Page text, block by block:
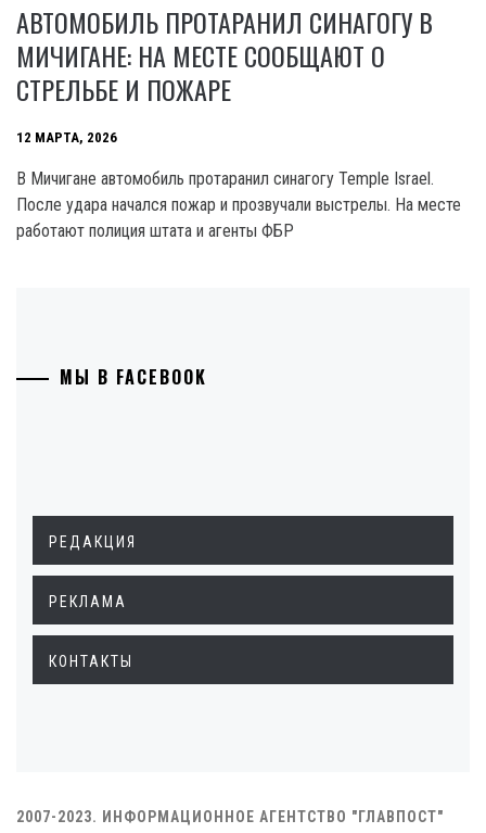
АВТОМОБИЛЬ ПРОТАРАНИЛ СИНАГОГУ В
МИЧИГАНЕ: НА МЕСТЕ СООБЩАЮТ О
СТРЕЛЬБЕ И ПОЖАРЕ
12 МАРТА, 2026
В Мичигане автомобиль протаранил синагогу Temple Israel.
После удара начался пожар и прозвучали выстрелы. На месте
работают полиция штата и агенты ФБР
МЫ В FACEBOOK
РЕДАКЦИЯ
РЕКЛАМА
КОНТАКТЫ
2007-2023. ИНФОРМАЦИОННОЕ АГЕНТСТВО "ГЛАВПОСТ"